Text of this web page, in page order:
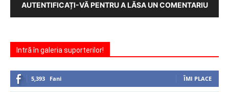
AUTENTIFICAȚI-VĂ PENTRU A LĂSA UN COMENTARIU
Intră în galeria suporterilor!
5,393 Fani ÎMI PLACE